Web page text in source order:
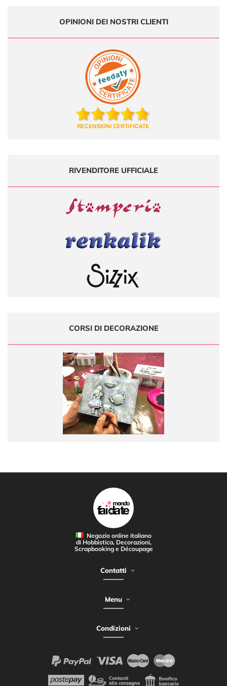
OPINIONI DEI NOSTRI CLIENTI
RIVENDITORE UFFICIALE
CORSI DI DECORAZIONE
Negozio online italiano
di Hobbistica, Decorazioni,
Scrapbooking e Découpage
Contatti
Menu
Condizioni